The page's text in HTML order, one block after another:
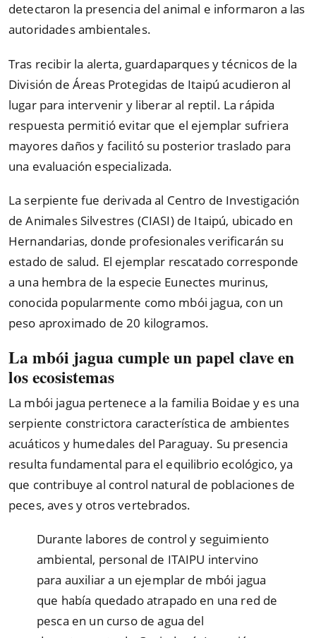
detectaron la presencia del animal e informaron a las
autoridades ambientales.
Tras recibir la alerta, guardaparques y técnicos de la
División de Áreas Protegidas de Itaipú acudieron al
lugar para intervenir y liberar al reptil. La rápida
respuesta permitió evitar que el ejemplar sufriera
mayores daños y facilitó su posterior traslado para
una evaluación especializada.
La serpiente fue derivada al Centro de Investigación
de Animales Silvestres (CIASI) de Itaipú, ubicado en
Hernandarias, donde profesionales verificarán su
estado de salud. El ejemplar rescatado corresponde
a una hembra de la especie Eunectes murinus,
conocida popularmente como mbói jagua, con un
peso aproximado de 20 kilogramos.
La mbói jagua cumple un papel clave en
los ecosistemas
La mbói jagua pertenece a la familia Boidae y es una
serpiente constrictora característica de ambientes
acuáticos y humedales del Paraguay. Su presencia
resulta fundamental para el equilibrio ecológico, ya
que contribuye al control natural de poblaciones de
peces, aves y otros vertebrados.
Durante labores de control y seguimiento
ambiental, personal de ITAIPU intervino
para auxiliar a un ejemplar de mbói jagua
que había quedado atrapado en una red de
pesca en un curso de agua del